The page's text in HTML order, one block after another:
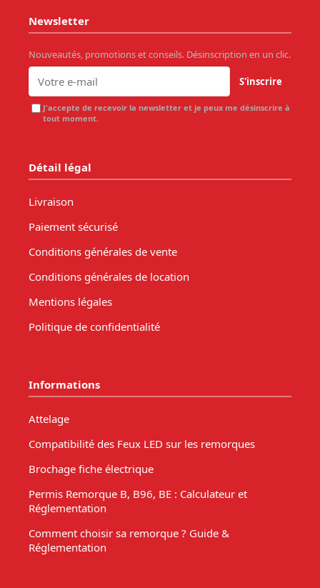
Newsletter
Nouveautés, promotions et conseils. Désinscription en un clic.
S'inscrire
J'accepte de recevoir la newsletter et je peux me désinscrire à
tout moment.
Détail légal
Livraison
Paiement sécurisé
Conditions générales de vente
Conditions générales de location
Mentions légales
Politique de confidentialité
Informations
Attelage
Compatibilité des Feux LED sur les remorques
Brochage fiche électrique
Permis Remorque B, B96, BE : Calculateur et
Réglementation
Comment choisir sa remorque ? Guide &
Réglementation